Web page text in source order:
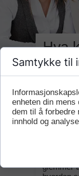
•Fast
avtaler
glemmer
Hva
Samtykke til
enheten din
dem til å forbedre
innhold og